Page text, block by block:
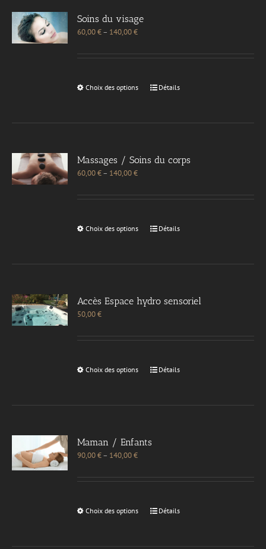
Soins du visage
60,00€– 140,00€
Choix des options Détails
Massages / Soins du corps
60,00€– 140,00€
Choix des options Détails
Accès Espace hydro sensoriel
50,00€
Choix des options Détails
Maman / Enfants
90,00€– 140,00€
Choix des options Détails